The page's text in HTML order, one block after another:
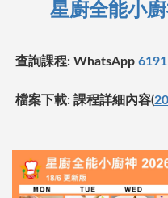
星廚全能小
查詢課程: WhatsApp
檔案下載: 課程詳細內容(